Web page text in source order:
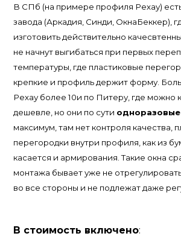
В СПб (на примере профиля Рехау)
завода (Аркадия, Синди, ОкнаБеккер),
изготовить действительно
не начнут выгибаться при первых
температуры, где пластиковые
крепкие и профиль держит форму.
Рехау более 10и по Питеру, где можно
дешевле, но они по сути одноразовые
максимум, там нет контроля качества,
перегородки внутри профиля, как из
касается и армирования. Такие окна
монтажа бывает уже не
во все стороны и не подлежат даже
В стоимость включено: